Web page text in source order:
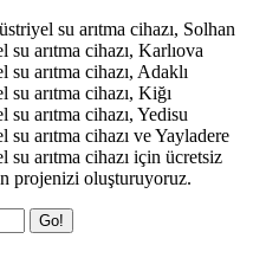
su arıtma cihazı, Solhan
arıtma cihazı, Karlıova
arıtma cihazı, Adaklı
su arıtma cihazı, Kiğı
arıtma cihazı, Yedisu
arıtma cihazı ve Yayladere
su arıtma cihazı için ücretsiz
projenizi oluşturuyoruz.